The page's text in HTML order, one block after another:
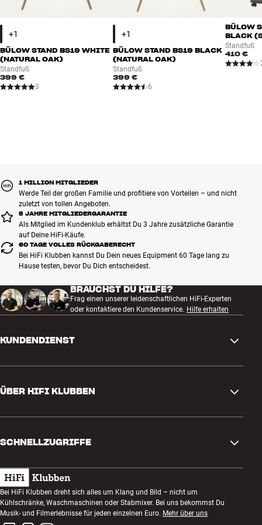
* HiFi Klubben empfiehlt max. 80” für BS24.
BÜLOW STAND BS19 WHITE
(NATURAL OAK)
Standfuß
399 €
3
BÜLOW STAND BS19 BLACK
(NATURAL OAK)
Standfuß
399 €
6
BÜLOW
BLACK
Standfuß
410 €
1 MILLION MITGLIEDER
Werde Teil der großen Familie und profitiere von Vorteilen – und nicht
zuletzt von tollen Angeboten.
5 JAHRE MITGLIEDERGARANTIE
Als Mitglied im Kundenklub erhältst Du 3 Jahre zusätzliche Garantie
auf Deine HiFi-Käufe.
60 TAGE VOLLES RÜCKGABERECHT
Bei HiFi Klubben kannst Du Dein neues Equipment 60 Tage lang zu
Hause testen, bevor Du Dich entscheidest.
BRAUCHST DU HILFE?
Frag einen unserer leidenschaftlichen HiFi-Experten
oder kontaktiere den Kundenservice. Hilfe erhalten
KUNDENDIENST
Rückgabe und Reklamation
Bestellung widerrufen
AGB
Datenschutzerklärung
ÜBER HIFI KLUBBEN
Kundenklub
Abend zum Zuhören
Wettbewerbe
SCHNELLZUGRIFFE
Geschenkkarte
Bauen mit Klang
Montage und Installation
Bei HiFi Klubben dreht sich alles um Klang und Bild – nicht um
Kühlschränke, Waschmaschinen oder Stabmixer. Bei uns bekommst Du
Musik- und Filmerlebnisse für jeden einzelnen Euro. Mehr über uns